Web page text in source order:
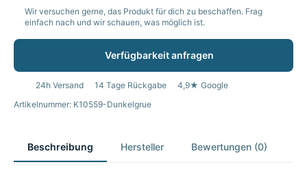
Wir versuchen gerne, das Produkt für dich zu beschaffen. Frag
einfach nach und wir schauen, was möglich ist.
Verfügbarkeit anfragen
24h Versand 14 Tage Rückgabe
4,9★ Google
Artikelnummer: K10559-Dunkelgrue
Beschreibung Hersteller Bewertungen (0)